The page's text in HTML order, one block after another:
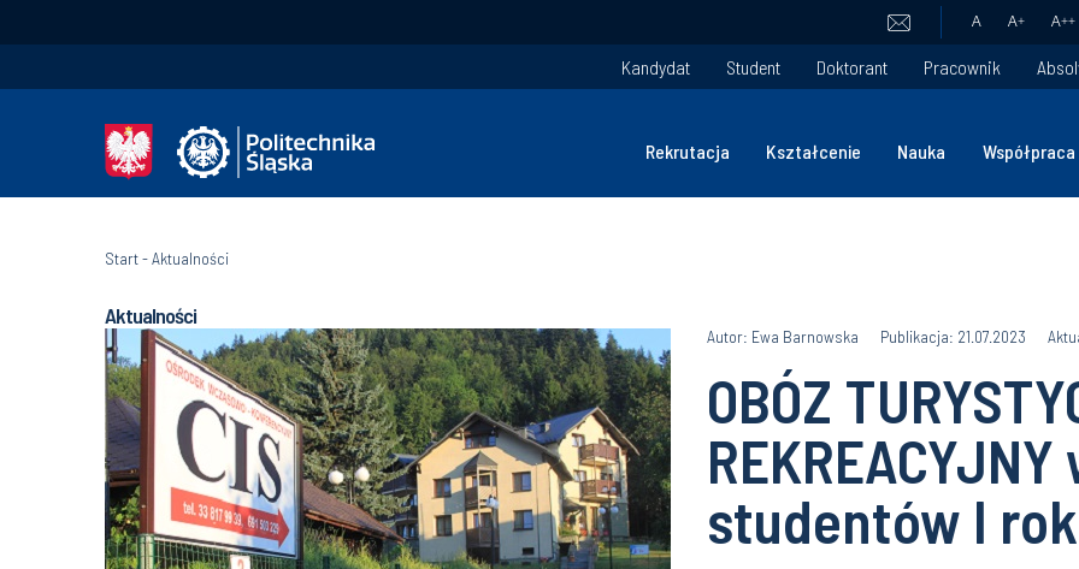
A A+ A++
Kandydat Student Doktorant Pracownik
Rekrutacja Kształcenie Nauka Współpraca
Start-Aktualności
Aktualności
Autor: Ewa Barnowska Publikacja: 21.07.2023
OBÓZ
studentów I